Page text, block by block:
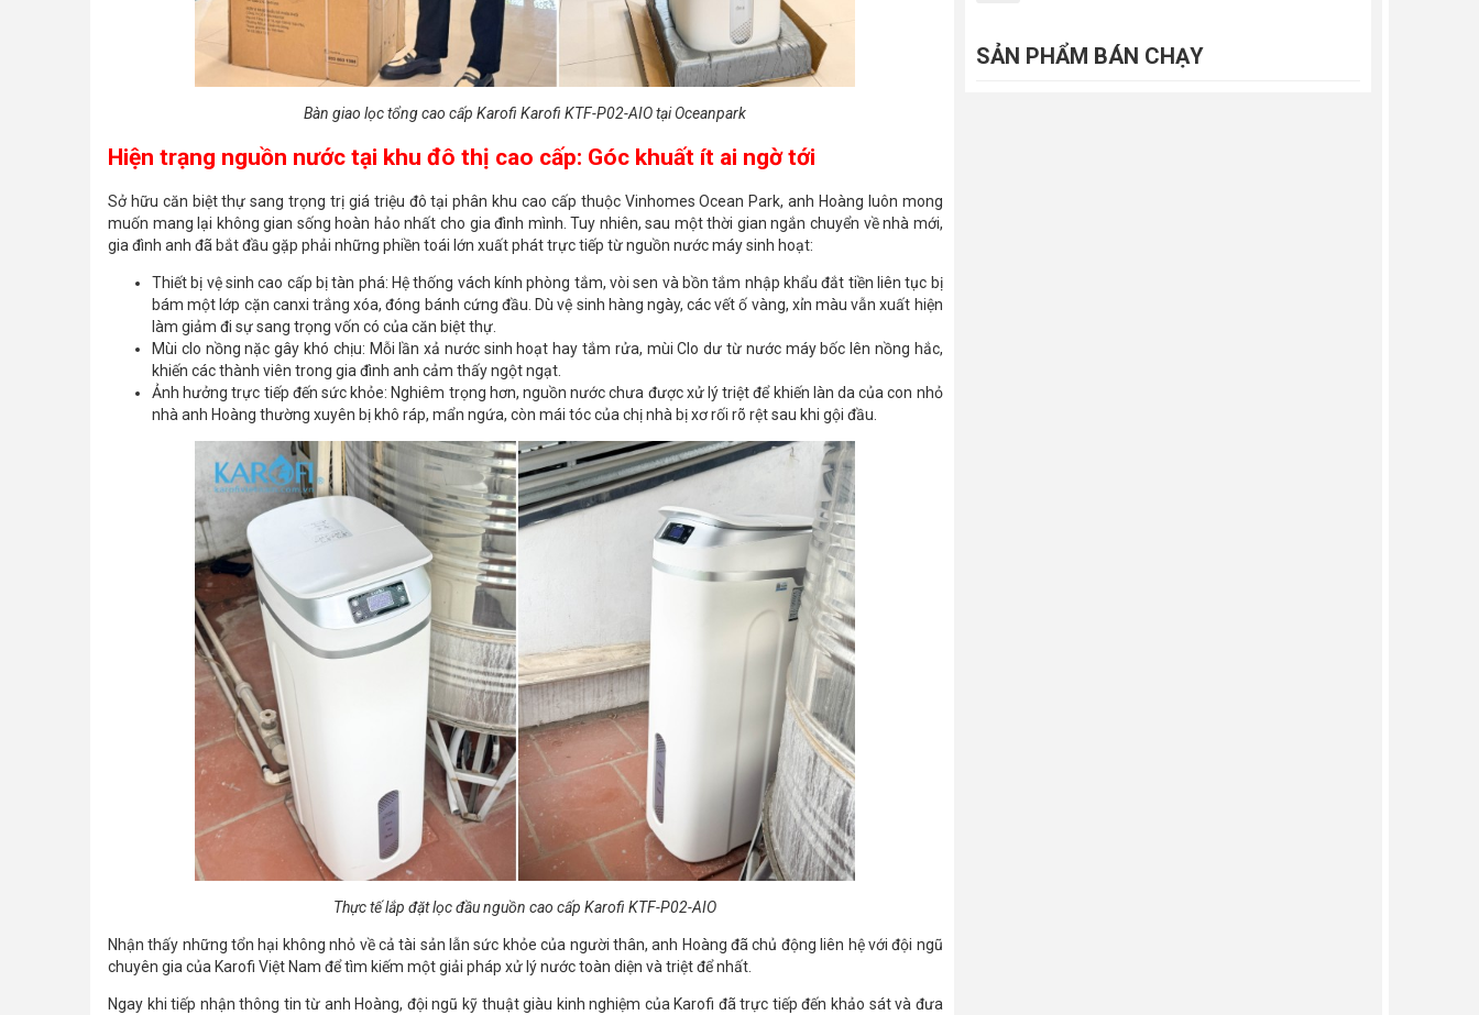
Bàn giao lọc tổng cao cấp Karofi Karofi KTF-P02-AIO tại Oceanpark
Hiện trạng nguồn nước tại khu đô thị cao cấp: Góc khuất ít ai ngờ tới
Sở hữu căn biệt thự sang trọng trị giá triệu đô tại phân khu cao cấp thuộc Vinhomes Ocean Park, anh Hoàng luôn mong
muốn mang lại không gian sống hoàn hảo nhất cho gia đình mình. Tuy nhiên, sau một thời gian ngắn chuyển về nhà mới,
gia đình anh đã bắt đầu gặp phải những phiền toái lớn xuất phát trực tiếp từ nguồn nước máy sinh hoạt:
Thiết bị vệ sinh cao cấp bị tàn phá: Hệ thống vách kính phòng tắm, vòi sen và bồn tắm nhập khẩu đắt tiền liên tục bị
bám một lớp cặn canxi trắng xóa, đóng bánh cứng đầu. Dù vệ sinh hàng ngày, các vết ố vàng, xỉn màu vẫn xuất hiện
làm giảm đi sự sang trọng vốn có của căn biệt thự.
Mùi clo nồng nặc gây khó chịu: Mỗi lần xả nước sinh hoạt hay tắm rửa, mùi Clo dư từ nước máy bốc lên nồng hắc,
khiến các thành viên trong gia đình anh cảm thấy ngột ngạt.
Ảnh hưởng trực tiếp đến sức khỏe: Nghiêm trọng hơn, nguồn nước chưa được xử lý triệt để khiến làn da của con nhỏ
nhà anh Hoàng thường xuyên bị khô ráp, mẩn ngứa, còn mái tóc của chị nhà bị xơ rối rõ rệt sau khi gội đầu.
Thực tế lắp đặt lọc đầu nguồn cao cấp Karofi KTF-P02-AIO
Nhận thấy những tổn hại không nhỏ về cả tài sản lẫn sức khỏe của người thân, anh Hoàng đã chủ động liên hệ với đội ngũ
chuyên gia của Karofi Việt Nam để tìm kiếm một giải pháp xử lý nước toàn diện và triệt để nhất.
Ngay khi tiếp nhận thông tin từ anh Hoàng, đội ngũ kỹ thuật giàu kinh nghiệm của Karofi đã trực tiếp đến khảo sát và đưa
SẢN PHẨM BÁN CHẠY